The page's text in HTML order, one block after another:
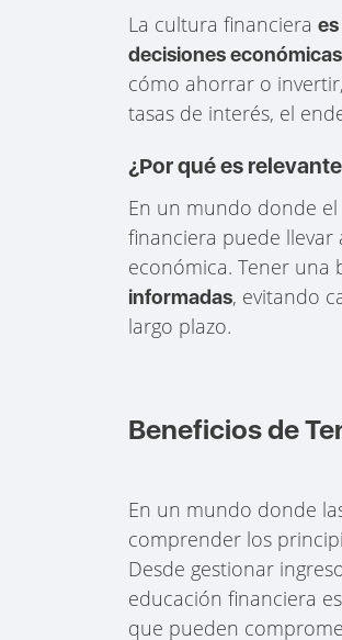
La cultura financiera
decisiones
cómo ahorrar o
tasas de interés, el
¿Por qué es
En un mundo donde
financiera puede
económica. Tener una
informadas, evitando
largo plazo.
Beneficios de
En un mundo donde
comprender los
Desde gestionar
educación financiera
que pueden